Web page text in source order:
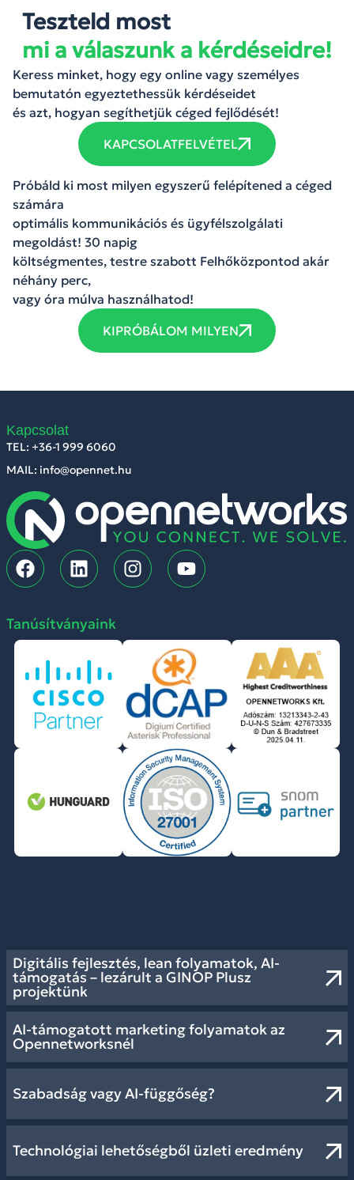
Teszteld most
mi a válaszunk a kérdéseidre!
Keress minket, hogy egy online vagy személyes
bemutatón egyeztethessük kérdéseidet
és azt, hogyan segíthetjük céged fejlődését!
KAPCSOLATFELVÉTEL
Próbáld ki most milyen egyszerű felépítened a céged
számára
optimális kommunikációs és ügyfélszolgálati
megoldást! 30 napig
költségmentes, testre szabott Felhőközpontod akár
néhány perc,
vagy óra múlva használhatod!
KIPRÓBÁLOM MILYEN
Digitális fejlesztés, lean folyamatok, AI-
támogatás – lezárult a GINOP Plusz
projektünk
AI-támogatott marketing folyamatok az
Opennetworksnél
Szabadság vagy AI-függőség?
Technológiai lehetőségből üzleti eredmény
Kapcsolat
TEL: +36-1 999 6060
MAIL: info@opennet.hu
Tanúsítványaink